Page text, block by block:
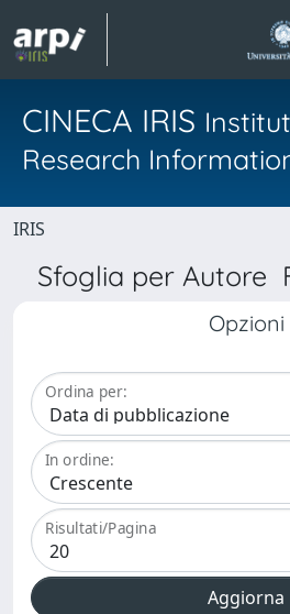
CINECA IRIS
Research
IRIS
Sfoglia per Autore
Opzioni
Ordina per:
In ordine:
Risultati/Pagina